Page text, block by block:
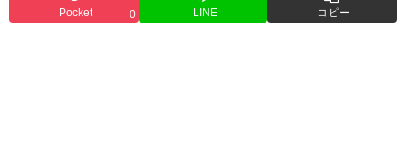
Pocket 0 LINE コピー